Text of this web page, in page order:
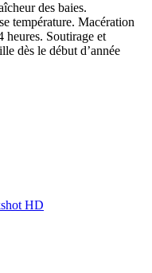
des baies.
température. Macération
heures. Soutirage et
dès le début d’année
HD